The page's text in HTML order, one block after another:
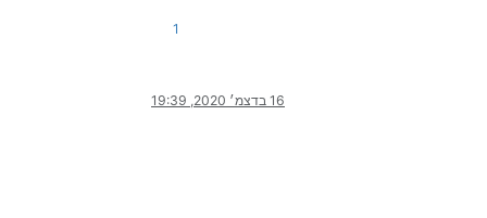
1
16 בדצמ׳ 2020, 19:39